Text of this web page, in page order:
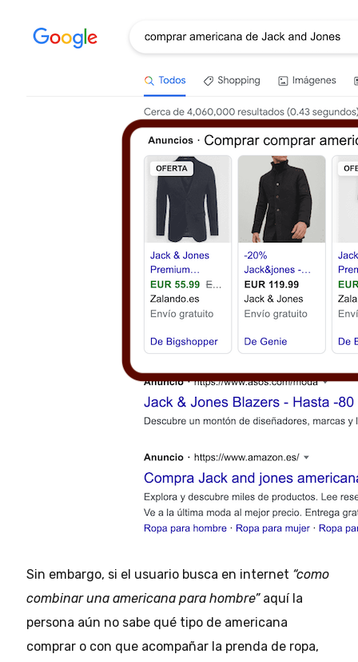
Sin embargo, si el usuario busca en internet “como
combinar una americana para hombre”aquí la
persona aún no sabe qué tipo de americana
comprar o con que acompañar la prenda de ropa,